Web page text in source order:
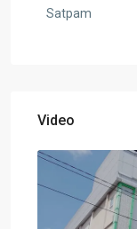
Satpam
Video